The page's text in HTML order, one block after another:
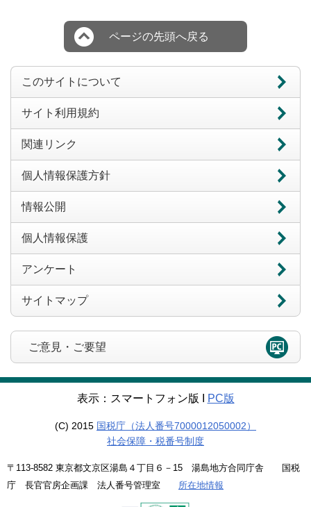
ページの先頭へ戻る
このサイトについて
サイト利用規約
関連リンク
個人情報保護方針
情報公開
個人情報保護
アンケート
サイトマップ
ご意見・ご要望
表示：スマートフォン版 Ι PC版
(C) 2015 国税庁（法人番号7000012050002）
社会保障・税番号制度
〒113-8582 東京都文京区湯島４丁目６－15 湯島地方合同庁舎 国税
庁 長官官房企画課 法人番号管理室 所在地情報